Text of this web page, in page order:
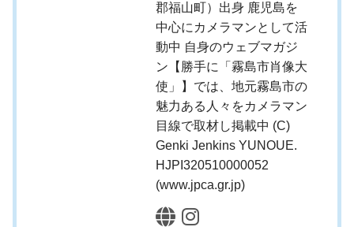
郡福山町）出身 鹿児島を
中心にカメラマンとして活
動中 自身のウェブマガジ
ン【勝手に「霧島市肖像大
使」】では、地元霧島市の
魅力ある人々をカメラマン
目線で取材し掲載中 (C)
Genki Jenkins YUNOUE.
HJPI320510000052
(www.jpca.gr.jp)